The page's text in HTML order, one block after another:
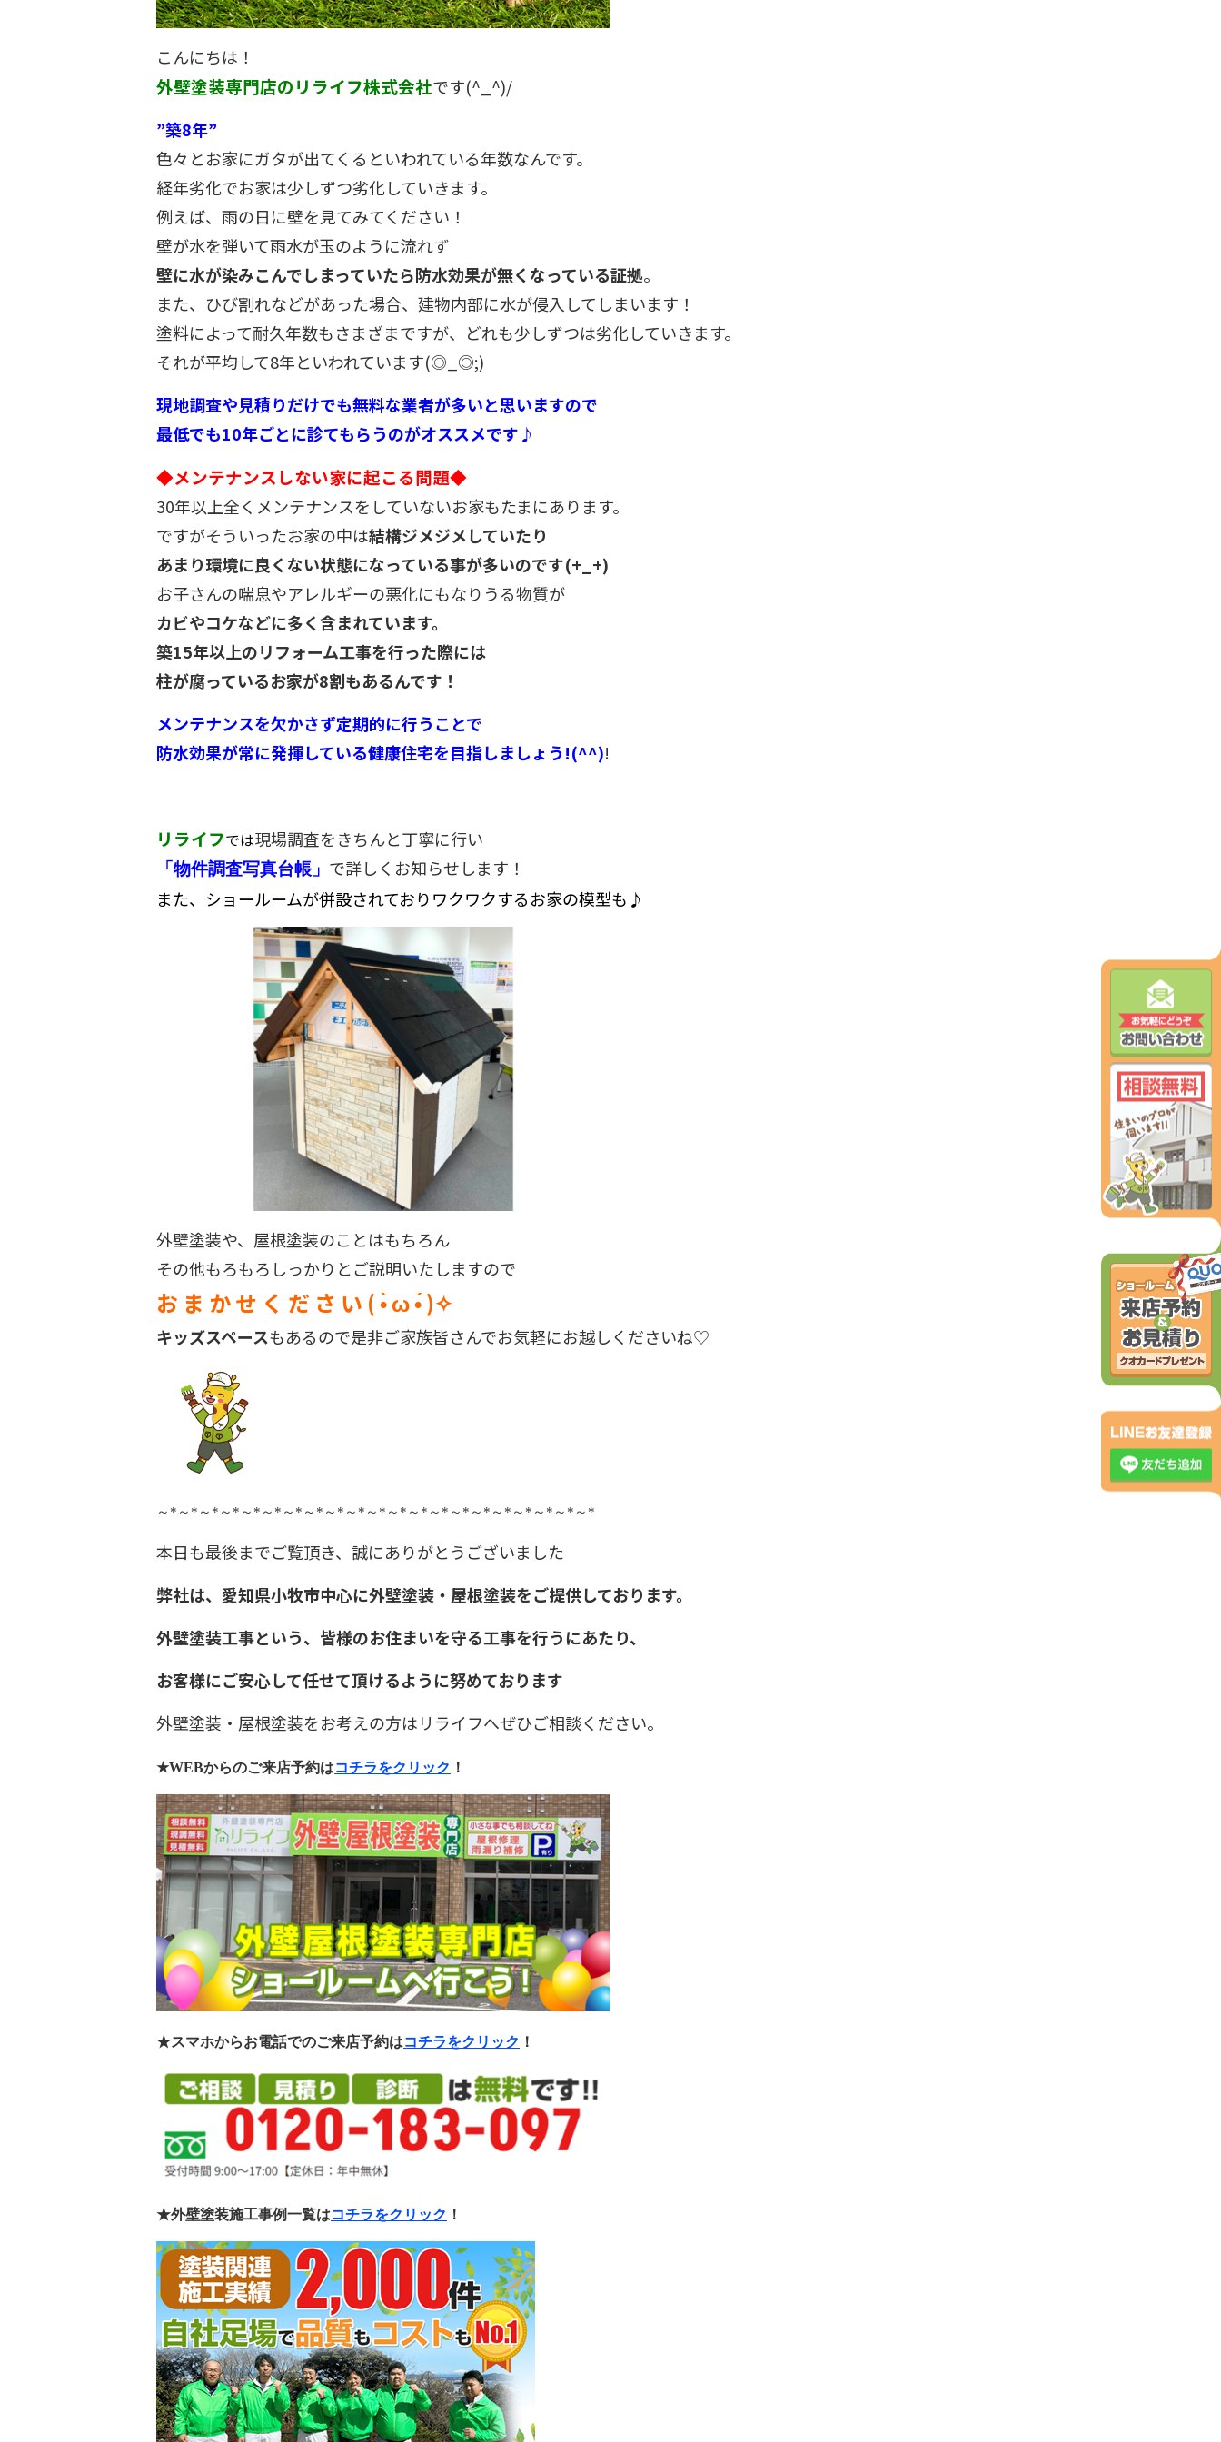
こんにちは！
外壁塗装専門店のリライフ株式会社です(^_^)/
”築8年”
色々とお家にガタが出てくるといわれている年数なんです。
経年劣化でお家は少しずつ劣化していきます。
例えば、雨の日に壁を見てみてください！
壁が水を弾いて雨水が玉のように流れず
壁に水が染みこんでしまっていたら防水効果が無くなっている証拠。
また、ひび割れなどがあった場合、建物内部に水が侵入してしまいます！
塗料によって耐久年数もさまざまですが、どれも少しずつは劣化していきます。
それが平均して8年といわれています(◎_◎;)
現地調査や見積りだけでも無料な業者が多いと思いますので
最低でも10年ごとに診てもらうのがオススメです♪
◆メンテナンスしない家に起こる問題◆
30年以上全くメンテナンスをしていないお家もたまにあります。
ですがそういったお家の中は結構ジメジメしていたり
あまり環境に良くない状態になっている事が多いのです(+_+)
お子さんの喘息やアレルギーの悪化にもなりうる物質が
カビやコケなどに多く含まれています。
築15年以上のリフォーム工事を行った際には
柱が腐っているお家が8割もあるんです！
メンテナンスを欠かさず定期的に行うことで
防水効果が常に発揮している健康住宅を目指しましょう!(^^)!
リライフでは現場調査をきちんと丁寧に行い
「物件調査写真台帳」 で詳しくお知らせします！
また、ショールームが併設されておりワクワクするお家の模型も♪
外壁塗装や、屋根塗装のことはもちろん
その他もろもろしっかりとご説明いたしますので
お ま か せ く だ さ い ( •̀ ω •́ )✧
キッズスペースもあるので是非ご家族皆さんでお気軽にお越しくださいね♡
～ * ～ * ～ * ～ * ～ * ～ * ～ * ～ * ～ * ～ * ～ * ～ * ～ * ～ * ～ * ～ * ～ * ～ * ～ * ～ * ～ *
本日も最後までご覧頂き、誠にありがとうございました
弊社は、愛知県小牧市中心に外壁塗装・屋根塗装をご提供しております。
外壁塗装工事という、皆様のお住まいを守る工事を行うにあたり、
お客様にご安心して任せて頂けるように努めております
外壁塗装・屋根塗装をお考えの方はリライフへぜひご相談ください。
★WEBからのご来店予約はコチラをクリック ！
★スマホからお電話でのご来店予約はコチラをクリック ！
★外壁塗装施工事例一覧はコチラをクリック ！